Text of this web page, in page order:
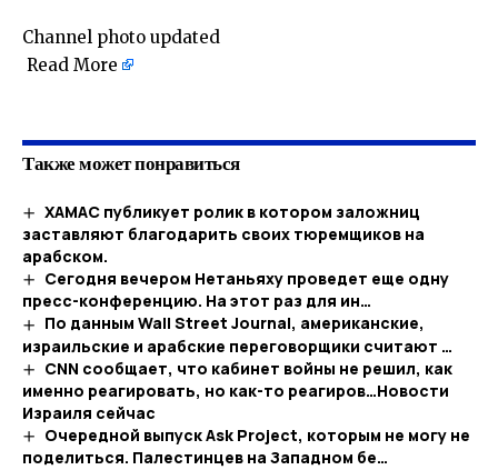
Channel photo updated
Read More
Также может понравиться
ХАМАС публикует ролик в котором заложниц
заставляют благодарить своих тюремщиков на
арабском.
Сегодня вечером Нетаньяху проведет еще одну
пресс-конференцию. На этот раз для ин…
По данным Wall Street Journal, американские,
израильские и арабские переговорщики считают …
CNN сообщает, что кабинет войны не решил, как
именно реагировать, но как-то реагиров…​Новости
Израиля сейчас
Очередной выпуск Ask Project, которым не могу не
поделиться. Палестинцев на Западном бе…